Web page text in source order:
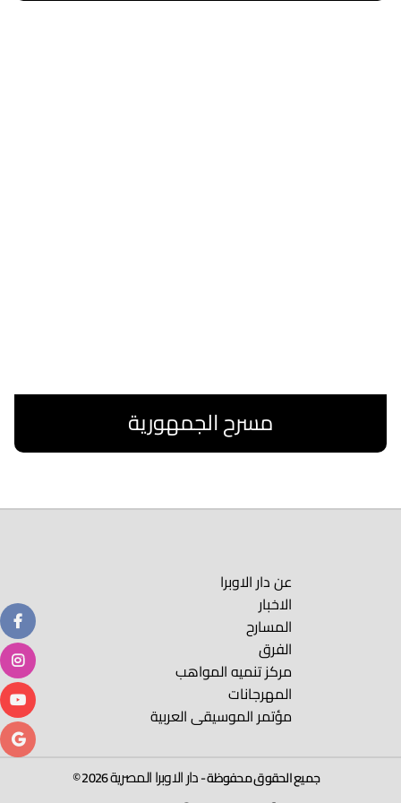
مسرح الجمهورية
عن دار الاوبرا
الاخبار
المسارح
الفرق
مركز تنميه المواهب
المهرجانات
مؤتمر الموسيقى العربية
جميع الحقوق محفوظة -دار الاوبرا المصرية2026 ©